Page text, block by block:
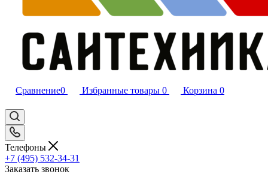
Сравнение0 Избранные товары 0 Корзина 0
Телефоны
+7 (495) 532‑34‑31
Заказать звонок